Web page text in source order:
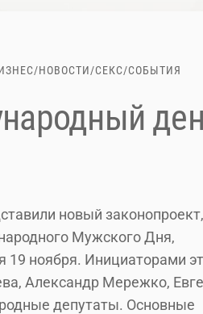
/НОВОСТИ/СЕКС/СОБЫТИЯ
новый законопроект,
Мужского Дня,
19 ноября. Инициаторами
Александр Мережко,
депутаты. Основные